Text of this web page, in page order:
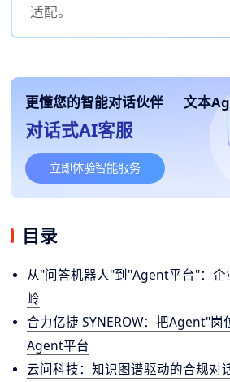
适配。
更懂您的智能对话伙伴 文本
对话式AI客服
立即体验智能服务
目录
从"问答机器人"到"Agent平台"：
岭
合力亿捷 SYNEROW：把Agent"
Agent平台
云问科技：知识图谱驱动的合规对